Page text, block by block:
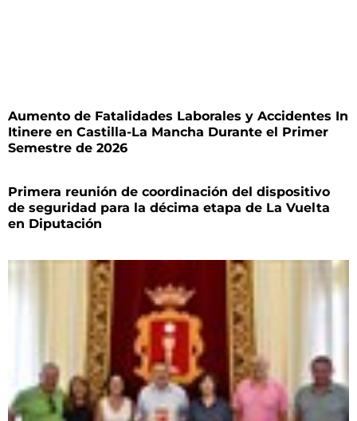
Aumento de Fatalidades Laborales y Accidentes In
Itinere en Castilla-La Mancha Durante el Primer
Semestre de 2026
Primera reunión de coordinación del dispositivo
de seguridad para la décima etapa de La Vuelta
en Diputación